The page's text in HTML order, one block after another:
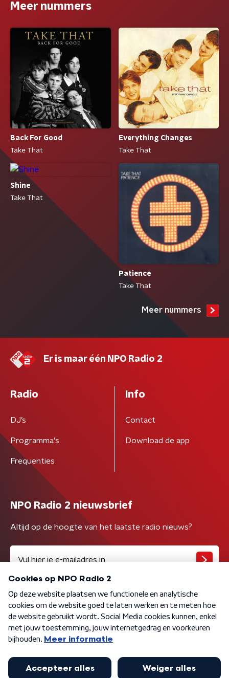
Meer nummers
Back For Good
Take That
Everything Changes
Take That
Shine
Take That
Patience
Take That
Meer nummers
Er is maar één NPO Radio 2
Radio
DJ’s
Programma's
Frequenties
Info
Contact
Download de app
NPO Radio 2 nieuwsbrief
Altijd op de hoogte van het laatste radio nieuws?
Algemene voorwaarden